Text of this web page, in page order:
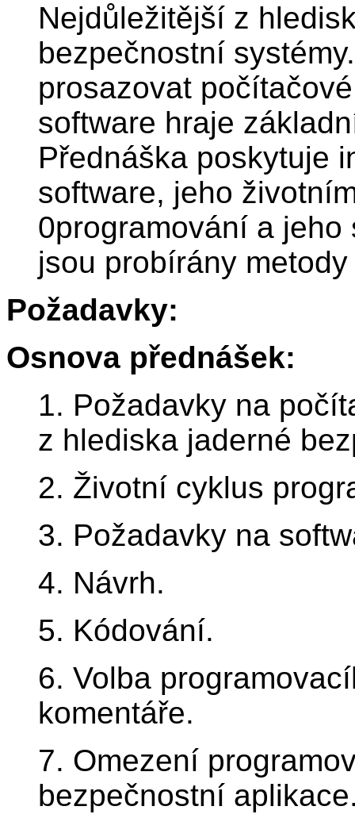
Nejdůležitější z
bezpečnostní
prosazovat
software hraje
Přednáška poskytuje
software, jeho
0programování a
jsou probírány
Požadavky:
Osnova přednášek:
1. Požadavky na
z hlediska jaderné
2. Životní cyklus
3. Požadavky na
4. Návrh.
5. Kódování.
6. Volba
komentáře.
7. Omezení
bezpečnostní